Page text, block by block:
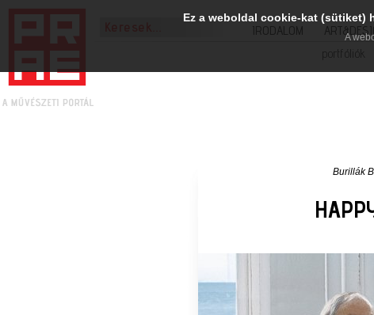
IRODALOM
portfóliók
Burillák
Ez a weboldal cookie-kat (sütiket)
A